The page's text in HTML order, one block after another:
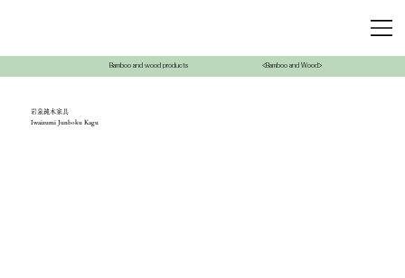
Bamboo and wood products <Bamboo and Wood>
岩泉純木家具
Iwaizumi Junboku Kagu